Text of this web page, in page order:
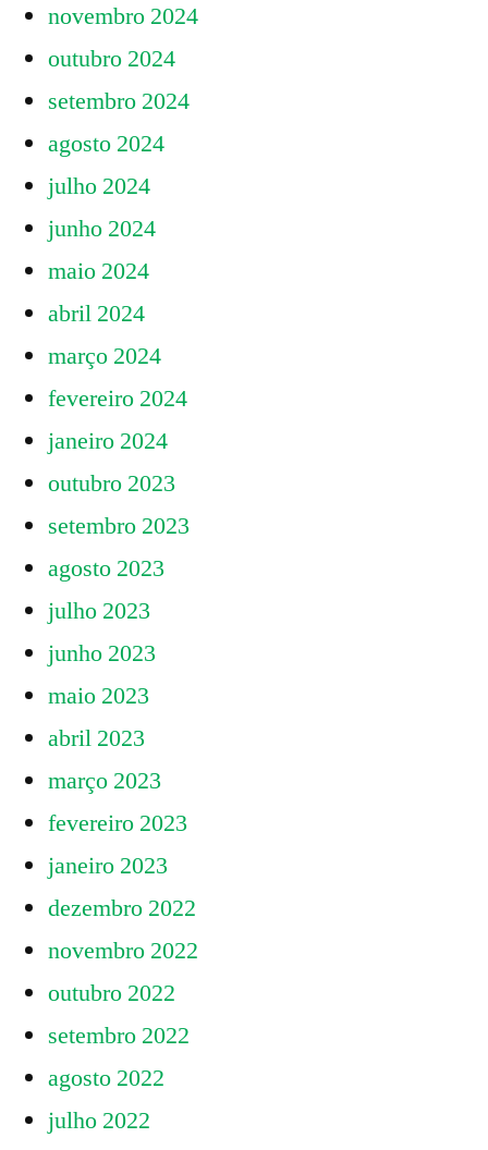
novembro 2024
outubro 2024
setembro 2024
agosto 2024
julho 2024
junho 2024
maio 2024
abril 2024
março 2024
fevereiro 2024
janeiro 2024
outubro 2023
setembro 2023
agosto 2023
julho 2023
junho 2023
maio 2023
abril 2023
março 2023
fevereiro 2023
janeiro 2023
dezembro 2022
novembro 2022
outubro 2022
setembro 2022
agosto 2022
julho 2022